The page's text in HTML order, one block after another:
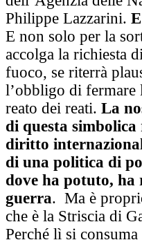
Philippe Lazzarini.
E non solo per la
accolga la richiesta
fuoco, se riterrà
l’obbligo di fermare
reato dei reati. La
di questa
diritto
di una politica di
dove ha potuto,
guerra. Ma è
che è la Striscia di
Perché lì si